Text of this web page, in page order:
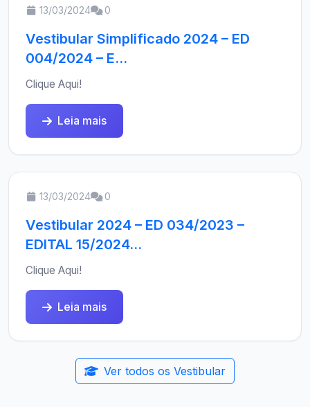
13/03/2024 0
Vestibular Simplificado 2024 – ED
004/2024 – E...
Clique Aqui!
Leia mais
13/03/2024 0
Vestibular 2024 – ED 034/2023 –
EDITAL 15/2024...
Clique Aqui!
Leia mais
Ver todos os Vestibular